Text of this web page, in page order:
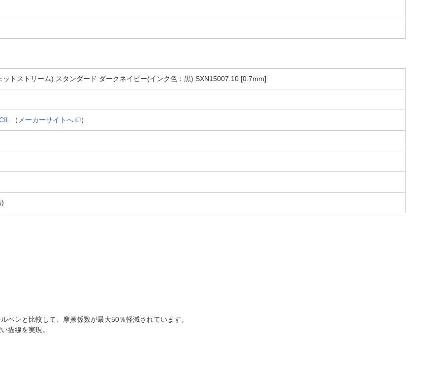
ットストリーム) スタンダード ダークネイビー(インク色：黒) SXN15007.10 [0.7mm]
（ メーカーサイトへ ）
)
ペンと比較して、摩擦係数が最大50％軽減されています。
描線を実現。